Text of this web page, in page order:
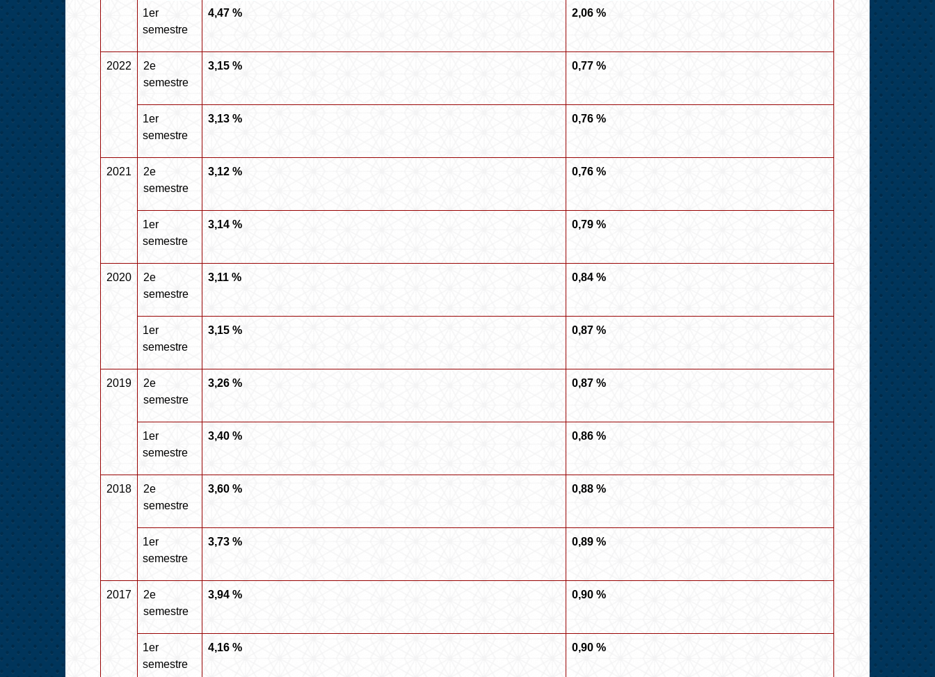
1er
semestre
4,47 % 2,06 %
2022 2e
semestre
3,15 % 0,77 %
1er
semestre
3,13 % 0,76 %
2021 2e
semestre
3,12 % 0,76 %
1er
semestre
3,14 % 0,79 %
2020 2e
semestre
3,11 % 0,84 %
1er
semestre
3,15 % 0,87 %
2019 2e
semestre
3,26 % 0,87 %
1er
semestre
3,40 % 0,86 %
2018 2e
semestre
3,60 % 0,88 %
1er
semestre
3,73 % 0,89 %
2017 2e
semestre
3,94 % 0,90 %
1er
semestre
4,16 % 0,90 %